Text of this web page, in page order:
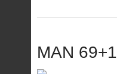
MAN 69+1